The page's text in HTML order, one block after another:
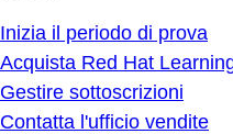
Inizia il periodo di prova
Acquista Red Hat
Gestire sottoscrizioni
Contatta l'ufficio vendite